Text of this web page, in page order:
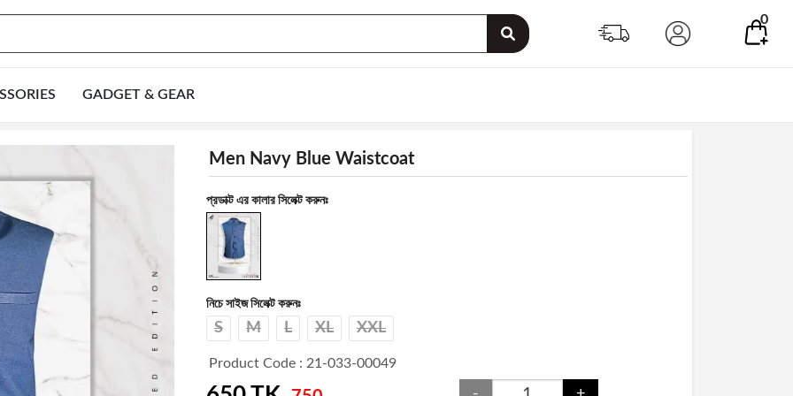
0
GADGET & GEAR
Men Navy Blue Waistcoat
প্রডাক্ট এর কালার সিলেক্ট করুনঃ
নিচে সাইজ সিলেক্ট করুনঃ
S M L XL XXL
Product Code : 21-033-00049